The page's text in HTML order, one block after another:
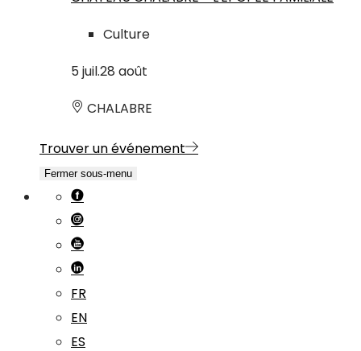
Culture
5 juil.28 août
CHALABRE
Trouver un événement
Fermer sous-menu
FR
EN
ES